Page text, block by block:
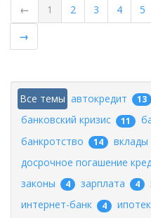
← 1 2 3 4 5
→
Все темы автокредит 13
банковский кризис 11
банкротство 14 вклады
досрочное погашение
законы 4 зарплата 4
интернет-банк 4